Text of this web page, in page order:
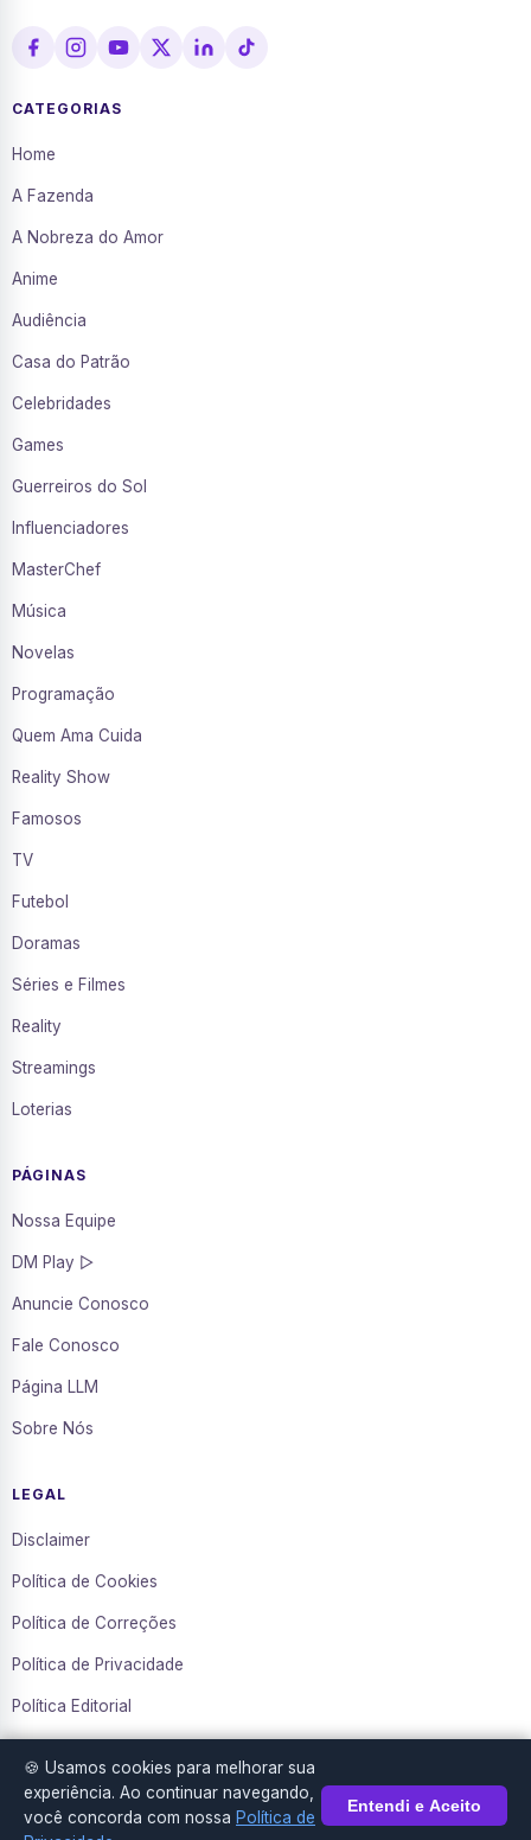
CATEGORIAS
Home
A Fazenda
A Nobreza do Amor
Anime
Audiência
Casa do Patrão
Celebridades
Games
Guerreiros do Sol
Influenciadores
MasterChef
Música
Novelas
Programação
Quem Ama Cuida
Reality Show
Famosos
TV
Futebol
Doramas
Séries e Filmes
Reality
Streamings
Loterias
PÁGINAS
Nossa Equipe
DM Play ▷
Anuncie Conosco
Fale Conosco
Página LLM
Sobre Nós
LEGAL
Disclaimer
Política de Cookies
Política de Correções
Política de Privacidade
Política Editorial
Transparência
🍪 Usamos cookies para melhorar sua
experiência. Ao continuar navegando,
você concorda com nossa Política de
Entendi e Aceito